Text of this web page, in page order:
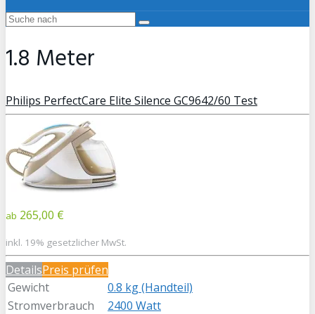
1.8 Meter
Philips PerfectCare Elite Silence GC9642/60 Test
ab 265,00 €
inkl. 19% gesetzlicher MwSt.
DetailsPreis prüfen
Gewicht
0.8 kg (Handteil)
Stromverbrauch
2400 Watt